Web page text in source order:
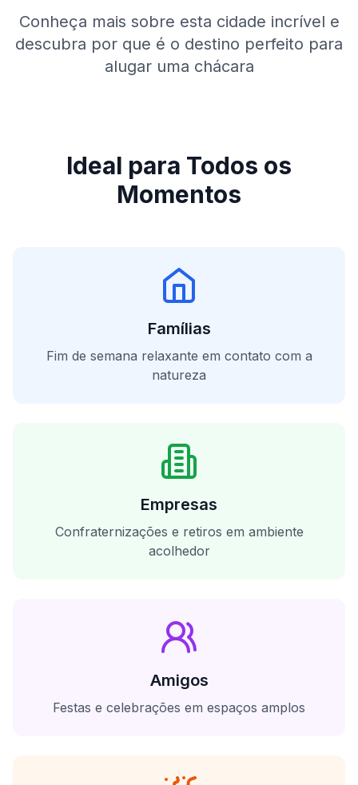
Conheça mais sobre esta cidade incrível e
descubra por que é o destino perfeito para
alugar uma chácara
Ideal para Todos os
Momentos
Famílias
Fim de semana relaxante em contato com a
natureza
Empresas
Confraternizações e retiros em ambiente
acolhedor
Amigos
Festas e celebrações em espaços amplos